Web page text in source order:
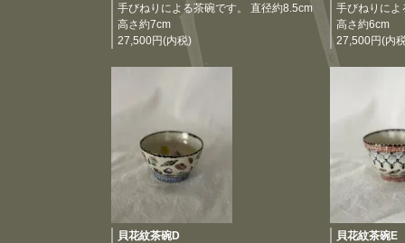
手びねりによる茶碗です。 直径約8.5cm
高さ約7cm
27,500円(内税)
手びねりによ
高さ約6cm
27,500円(内
貝花紋茶碗D
貝花紋茶碗E